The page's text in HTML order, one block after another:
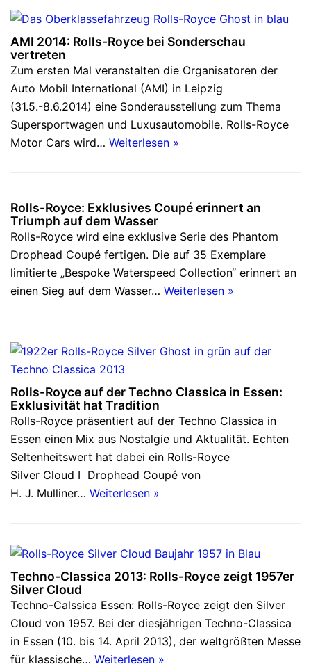
AMI 2014: Rolls-Royce bei Sonderschau
vertreten
Zum ersten Mal veranstalten die Organisatoren der
Auto Mobil International (AMI) in Leipzig
(31.5.-8.6.2014) eine Sonderausstellung zum Thema
Supersportwagen und Luxusautomobile. Rolls-Royce
Motor Cars wird… Weiterlesen »
Rolls-Royce: Exklusives Coupé erinnert an
Triumph auf dem Wasser
Rolls-Royce wird eine exklusive Serie des Phantom
Drophead Coupé fertigen. Die auf 35 Exemplare
limitierte „Bespoke Waterspeed Collection“ erinnert an
einen Sieg auf dem Wasser… Weiterlesen »
Rolls-Royce auf der Techno Classica in Essen:
Exklusivität hat Tradition
Rolls-Royce präsentiert auf der Techno Classica in
Essen einen Mix aus Nostalgie und Aktualität. Echten
Seltenheitswert hat dabei ein Rolls-Royce
Silver Cloud I Drophead Coupé von
H. J. Mulliner… Weiterlesen »
Techno-Classica 2013: Rolls-Royce zeigt 1957er
Silver Cloud
Techno-Calssica Essen: Rolls-Royce zeigt den Silver
Cloud von 1957. Bei der diesjährigen Techno-Classica
in Essen (10. bis 14. April 2013), der weltgrößten Messe
für klassische… Weiterlesen »